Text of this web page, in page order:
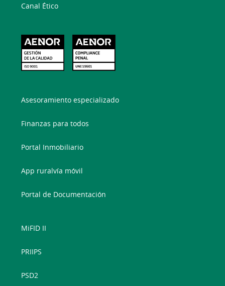
Canal Ético
Asesoramiento especializado
Finanzas para todos
Portal Inmobiliario
App ruralvía móvil
Portal de Documentación
MiFID II
PRIIPS
PSD2